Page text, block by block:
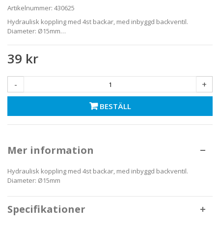
Artikelnummer: 430625
Hydraulisk koppling med 4st backar, med inbyggd backventil.
Diameter: Ø15mm…
39 kr
- +
BESTÄLL
Mer information
Hydraulisk koppling med 4st backar, med inbyggd backventil.
Diameter: Ø15mm
Specifikationer